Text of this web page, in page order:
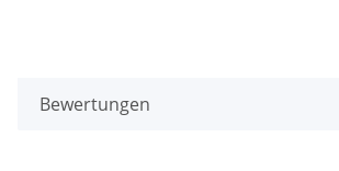
Bewertungen